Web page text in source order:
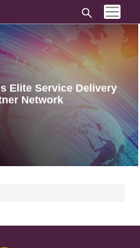
Elite Service Delivery
Network